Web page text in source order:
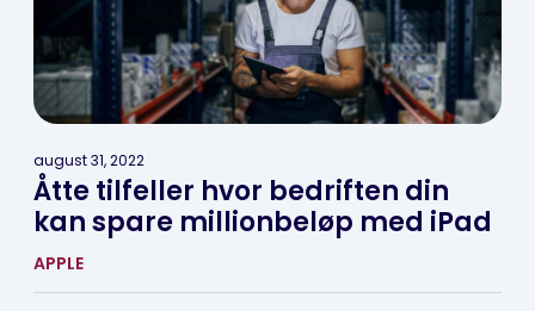
august 31, 2022
Åtte tilfeller hvor bedriften din
kan spare millionbeløp med iPad
APPLE